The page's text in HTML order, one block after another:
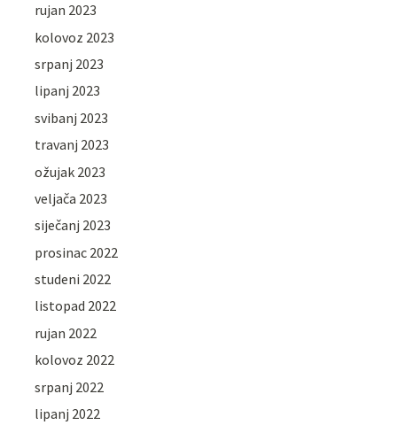
rujan 2023
kolovoz 2023
srpanj 2023
lipanj 2023
svibanj 2023
travanj 2023
ožujak 2023
veljača 2023
siječanj 2023
prosinac 2022
studeni 2022
listopad 2022
rujan 2022
kolovoz 2022
srpanj 2022
lipanj 2022